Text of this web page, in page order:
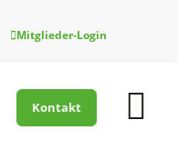
Mitglieder-Login
Kontakt